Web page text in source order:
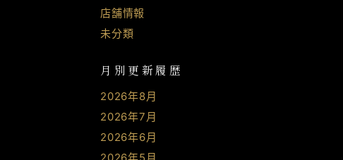
店舗情報
未分類
月別更新履歴
2026年8月
2026年7月
2026年6月